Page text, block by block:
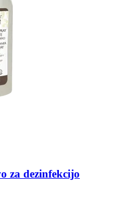
za dezinfekcijo